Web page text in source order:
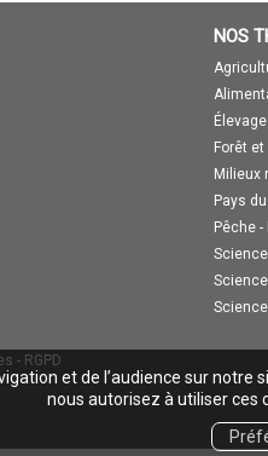
et de l’audience sur
nous autorisez à utiliser ces
- RGPD
NOS
Forêt
Milieux
Pays du
Pêche